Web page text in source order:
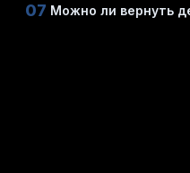
07 Можно ли вернуть